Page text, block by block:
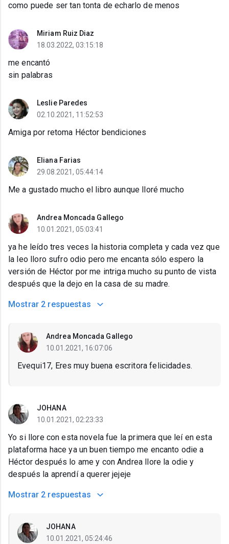
como puede ser tan tonta de echarlo de menos
Miriam Ruiz Diaz
18.03.2022, 03:15:18
me encantó
sin palabras
Leslie Paredes
02.10.2021, 11:52:53
Amiga por retoma Héctor bendiciones
Eliana Farias
29.08.2021, 05:44:14
Me a gustado mucho el libro aunque lloré mucho
Andrea Moncada Gallego
10.01.2021, 05:03:41
ya he leído tres veces la historia completa y cada vez que
la leo lloro sufro odio pero me encanta sólo espero la
versión de Héctor por me intriga mucho su punto de vista
después que la dejo en la casa de su madre.
Mostrar 2 respuestas
Andrea Moncada Gallego
10.01.2021, 16:07:06
Evequi17, Eres muy buena escritora felicidades.
JOHANA
10.01.2021, 02:23:33
Yo si llore con esta novela fue la primera que leí en esta
plataforma hace ya un buen tiempo me encanto odie a
Héctor después lo ame y con Andrea llore la odie y
después la aprendí a querer jejeje
Mostrar 2 respuestas
JOHANA
10.01.2021, 05:24:46